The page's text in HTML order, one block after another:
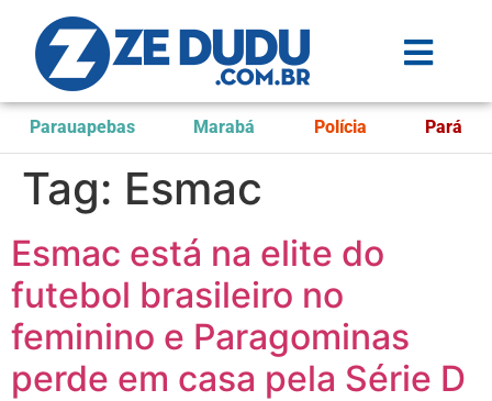
Parauapebas Marabá Polícia Pará
Tag: Esmac
Esmac está na elite do
futebol brasileiro no
feminino e Paragominas
perde em casa pela Série D